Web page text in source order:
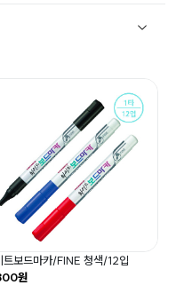
트보드마카/FINE 청색/12입
원